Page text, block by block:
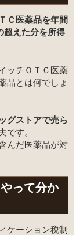
Ｃ医薬品を年間
超えた分を所得
ッチＯＴＣ医薬
品とは何でしょ
グストアで売ら
です。
んだ医薬品が対
って分か
ケーション税制